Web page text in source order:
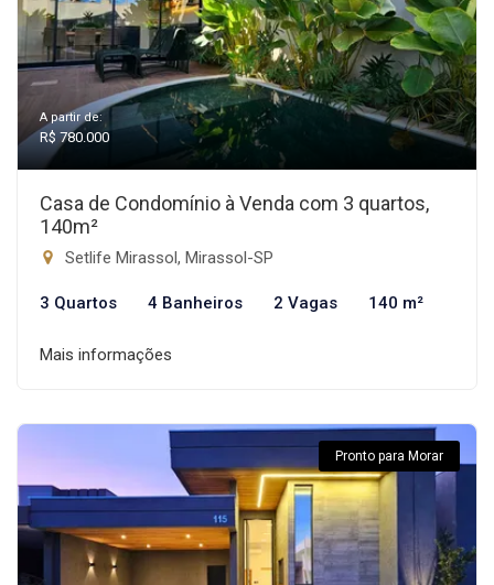
A partir de:
R$ 780.000
Casa de Condomínio à Venda com 3 quartos,
140m²
Setlife Mirassol, Mirassol-SP
3 Quartos 4 Banheiros 2 Vagas 140 m²
Mais informações
Pronto para Morar